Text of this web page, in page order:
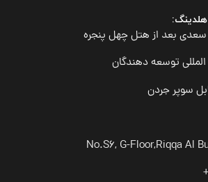
توسعه دهندگان
No.S6, G-Floor,Riqqa Al